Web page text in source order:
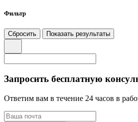
Фильтр
Сбросить Показать результаты
Запросить бесплатную
Ответим вам в течение 24 часов в